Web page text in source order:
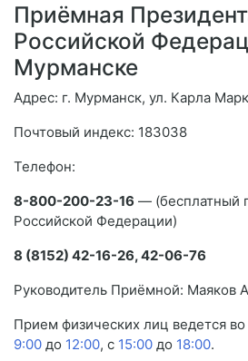
Приёмная
Российской
Мурманске
Адрес: г. Мурманск, ул. Карла
Почтовый индекс: 183038
Телефон:
8-800-200-23-16 — (бесплатный
Российской Федерации)
8 (8152) 42-16-26, 42-06-76
Руководитель Приёмной: Маяков
Прием физических лиц ведется во
9:00 до 12:00, с 15:00 до 18:00.